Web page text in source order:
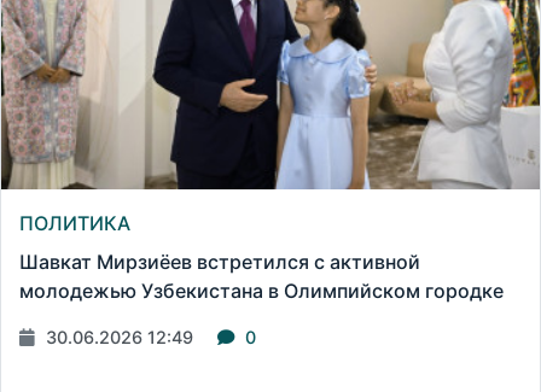
ПОЛИТИКА
Шавкат Мирзиёев встретился с активной
молодежью Узбекистана в Олимпийском городке
30.06.2026 12:49 0